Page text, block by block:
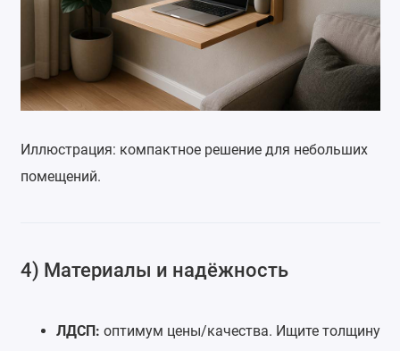
Иллюстрация: компактное решение для небольших
помещений.
4) Материалы и надёжность
ЛДСП: оптимум цены/качества. Ищите толщину